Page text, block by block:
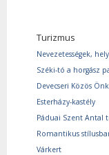
Turizmus
Nevezetességek,
Széki-tó a horgász
Devecseri Közös
Esterházy-kastély
Páduai Szent Antal
Romantikus
Várkert